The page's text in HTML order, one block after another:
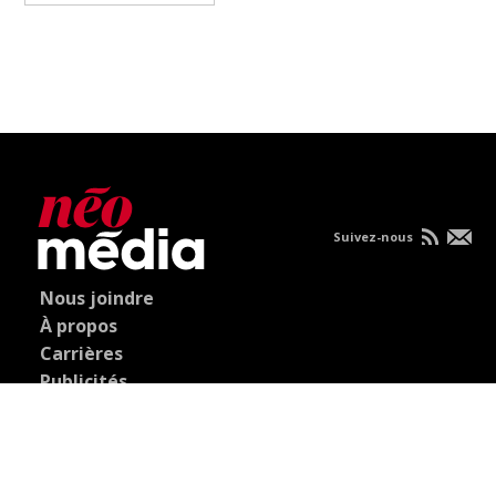
Nous joindre
À propos
Carrières
Publicités
Suivez-nous